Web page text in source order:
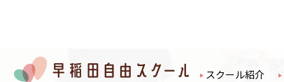
スクール紹介